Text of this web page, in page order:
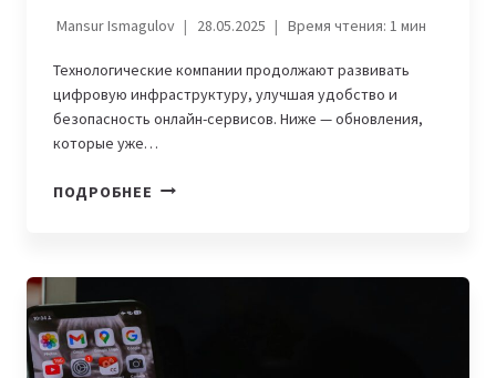
Mansur Ismagulov 28.05.2025 Время чтения: 1мин
Технологические компании продолжают развивать
цифровую инфраструктуру, улучшая удобство и
безопасность онлайн-сервисов. Ниже — обновления,
которые уже…
ПОДРОБНЕЕ МОБИЛЬНЫЕ
НОВЫЕ
ФУНКЦИИ,